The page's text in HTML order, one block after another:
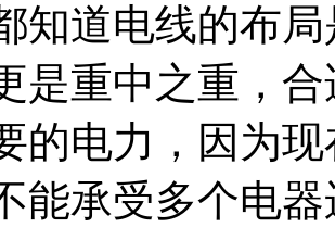
知道电线的布
是重中之重，
的电力，因为
能承受多个电器